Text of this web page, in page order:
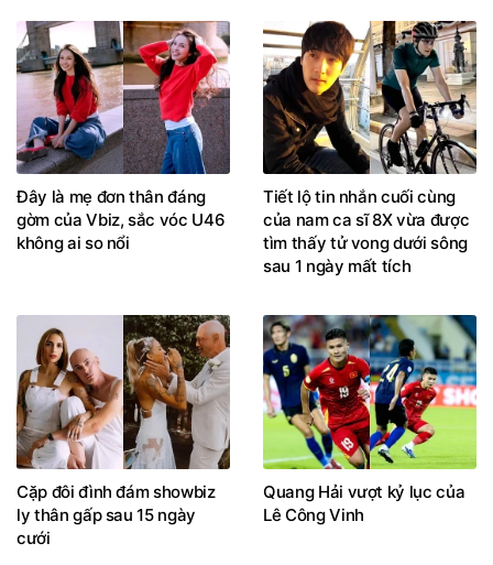
Đây là mẹ đơn thân đáng
gờm của Vbiz, sắc vóc U46
không ai so nổi
Tiết lộ tin nhắn cuối cùng
của nam ca sĩ 8X vừa được
tìm thấy tử vong dưới sông
sau 1 ngày mất tích
Cặp đôi đình đám showbiz
ly thân gấp sau 15 ngày
cưới
Quang Hải vượt kỷ lục của
Lê Công Vinh